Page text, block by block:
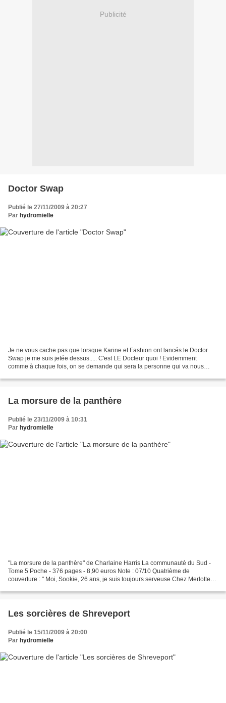
Publicité
Doctor Swap
Publié le 27/11/2009 à 20:27
Par hydromielle
Je ne vous cache pas que lorsque Karine et Fashion ont lancés le Doctor
Swap je me suis jetée dessus..... C'est LE Docteur quoi ! Evidemment
comme à chaque fois, on se demande qui sera la personne qui va nous
La morsure de la panthère
Publié le 23/11/2009 à 10:31
Par hydromielle
"La morsure de la panthère" de Charlaine Harris La communauté du Sud -
Tome 5 Poche - 376 pages - 8,90 euros Note : 07/10 Quatrième de
couverture : " Moi, Sookie, 26 ans, je suis toujours serveuse Chez Merlotte
Les sorcières de Shreveport
Publié le 15/11/2009 à 20:00
Par hydromielle